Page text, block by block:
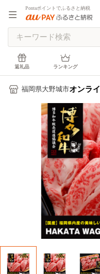
Pontaポイントでふるさと納税
返礼品 ランキング
福岡県大野城市オンラ